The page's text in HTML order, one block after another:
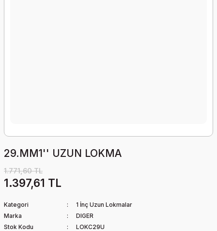
29.MM1'' UZUN LOKMA
1.771,60 TL
1.397,61 TL
Kategori
1 İnç Uzun Lokmalar
Marka
DIGER
Stok Kodu
LOKC29U